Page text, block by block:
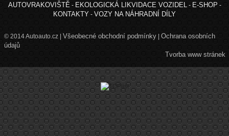
AUTOVRAKOVIŠTĚ - EKOLOGICKÁ LIKVIDACE VOZIDEL - E-SHOP -
KONTAKTY - VOZY NA NÁHRADNÍ DÍLY
© 2014 Autoauto.cz | Všeobecné obchodní podmínky| Ochrana osobních
údajů
Tvorba www stránek